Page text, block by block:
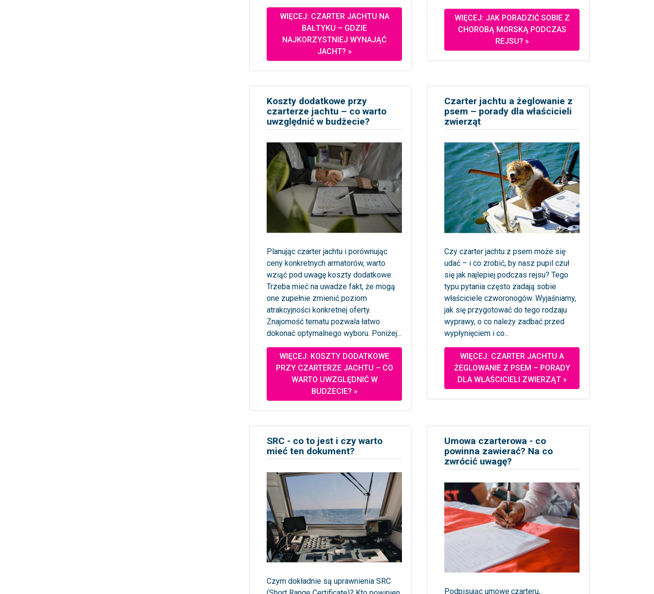
WIĘCEJ: CZARTER JACHTU NA
BAŁTYKU – GDZIE
NAJKORZYSTNIEJ WYNAJĄĆ
JACHT? »
WIĘCEJ: JAK PORADZIĆ SOBIE Z
CHOROBĄ MORSKĄ PODCZAS
REJSU? »
Koszty dodatkowe przy
czarterze jachtu – co warto
uwzględnić w budżecie?
Planując czarter jachtu i porównując
ceny konkretnych armatorów, warto
wziąć pod uwagę koszty dodatkowe.
Trzeba mieć na uwadze fakt, że mogą
one zupełnie zmienić poziom
atrakcyjności konkretnej oferty.
Znajomość tematu pozwala łatwo
dokonać optymalnego wyboru. Poniżej...
WIĘCEJ: KOSZTY DODATKOWE
PRZY CZARTERZE JACHTU – CO
WARTO UWZGLĘDNIĆ W
BUDŻECIE? »
Czarter jachtu a żeglowanie z
psem – porady dla właścicieli
zwierząt
Czy czarter jachtu z psem może się
udać – i co zrobić, by nasz pupil czuł
się jak najlepiej podczas rejsu? Tego
typu pytania często zadają sobie
właściciele czworonogów. Wyjaśniamy,
jak się przygotować do tego rodzaju
wyprawy, o co należy zadbać przed
wypłynięciem i co...
WIĘCEJ: CZARTER JACHTU A
ŻEGLOWANIE Z PSEM – PORADY
DLA WŁAŚCICIELI ZWIERZĄT »
SRC - co to jest i czy warto
mieć ten dokument?
Czym dokładnie są uprawnienia SRC
Umowa czarterowa - co
powinna zawierać? Na co
zwrócić uwagę?
Podpisując umowę czarteru,